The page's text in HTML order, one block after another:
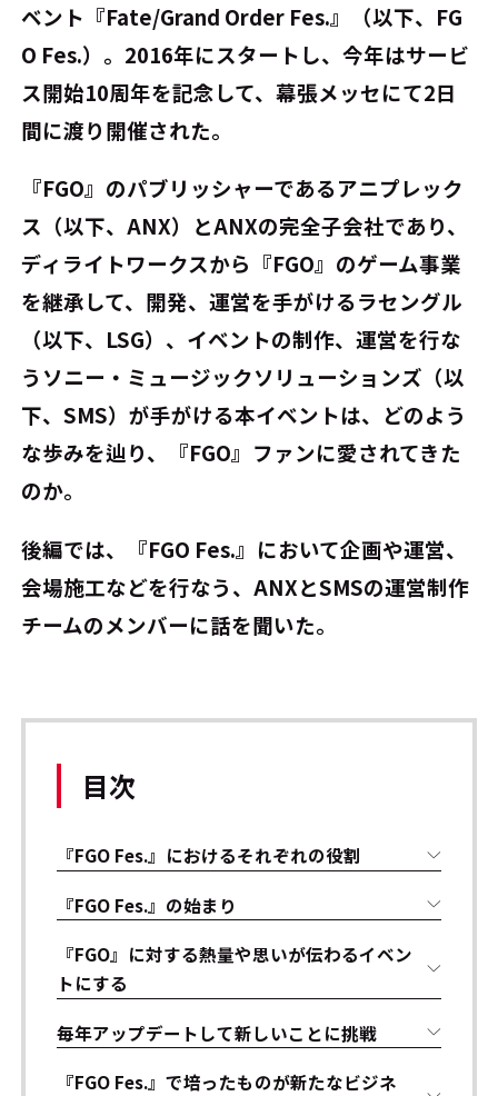
ベント『Fate/Grand Order Fes.』（以下、FG
O Fes.）。2016年にスタートし、今年はサービ
ス開始10周年を記念して、幕張メッセにて2日
間に渡り開催された。
『FGO』のパブリッシャーであるアニプレック
ス（以下、ANX）とANXの完全子会社であり、
ディライトワークスから『FGO』のゲーム事業
を継承して、開発、運営を手がけるラセングル
（以下、LSG）、イベントの制作、運営を行な
うソニー・ミュージックソリューションズ（以
下、SMS）が手がける本イベントは、どのよう
な歩みを辿り、『FGO』ファンに愛されてきた
のか。
後編では、『FGO Fes.』において企画や運営、
会場施工などを行なう、ANXとSMSの運営制作
チームのメンバーに話を聞いた。
目次
『FGO Fes.』におけるそれぞれの役割
『FGO Fes.』の始まり
『FGO』に対する熱量や思いが伝わるイベン
トにする
毎年アップデートして新しいことに挑戦
『FGO Fes.』で培ったものが新たなビジネ